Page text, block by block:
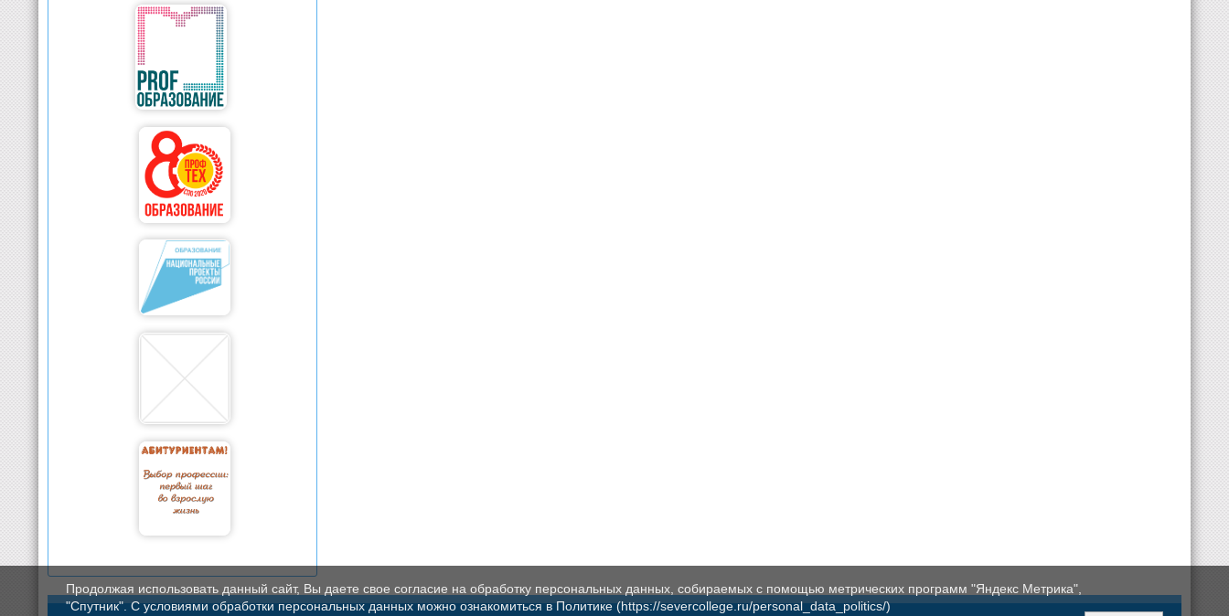
Продолжая использовать данный сайт, Вы даете свое согласие на обработку персональных данных, собираемых с помощью метрических программ "Яндекс Метрика",
"Спутник". С условиями обработки персональных данных можно ознакомиться в Политике (https://severcollege.ru/personal_data_politics/)